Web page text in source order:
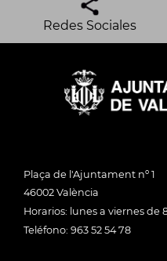
Redes Sociales
Plaça de l'Ajuntament nº 1
46002 València
Horarios: lunes a viernes de
Teléfono: 963 52 54 78